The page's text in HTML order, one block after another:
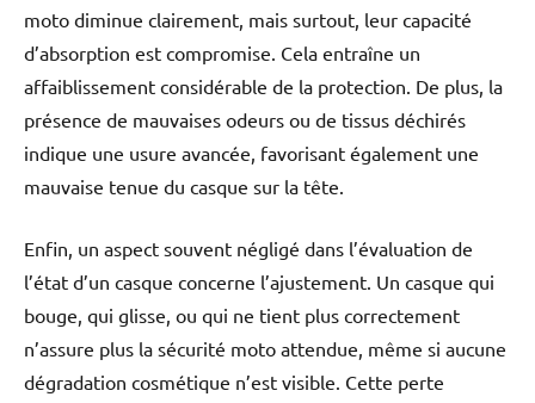
moto diminue clairement, mais surtout, leur capacité
d’absorption est compromise. Cela entraîne un
affaiblissement considérable de la protection. De plus, la
présence de mauvaises odeurs ou de tissus déchirés
indique une usure avancée, favorisant également une
mauvaise tenue du casque sur la tête.
Enfin, un aspect souvent négligé dans l’évaluation de
l’état d’un casque concerne l’ajustement. Un casque qui
bouge, qui glisse, ou qui ne tient plus correctement
n’assure plus la sécurité moto attendue, même si aucune
dégradation cosmétique n’est visible. Cette perte